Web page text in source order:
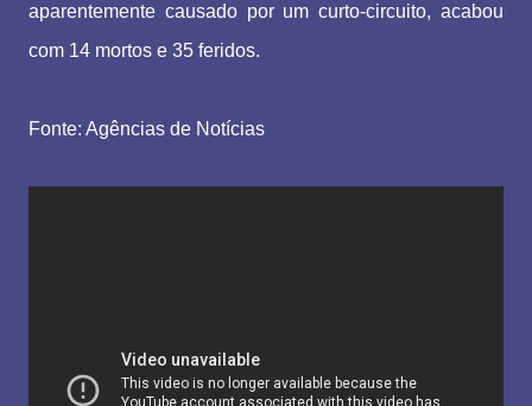
aparentemente causado por um curto-circuito, acabou
com 14 mortos e 35 feridos.
Fonte: Agências de Notícias